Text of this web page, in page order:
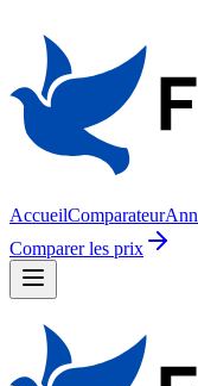
AccueilComparateur
Comparer les prix